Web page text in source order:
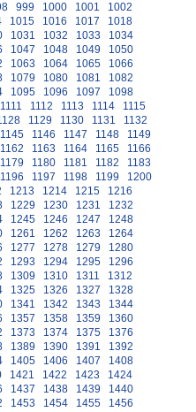
999 1000 1001
1002
1015 1016 1017
1018
1031 1032 1033
1034
1047 1048 1049
1050
1063 1064 1065
1066
1079 1080 1081
1082
1095 1096 1097
1098
1111 1112 1113 1114
1115
1129 1130 1131
1132
1145 1146 1147 1148
1149
1162 1163 1164 1165
1166
1179 1180 1181 1182
1183
1196 1197 1198 1199
1200
1213 1214 1215
1216
1229 1230 1231
1232
1245 1246 1247
1248
1261 1262 1263
1264
1277 1278 1279
1280
1293 1294 1295
1296
1309 1310 1311
1312
1325 1326 1327
1328
1341 1342 1343
1344
1357 1358 1359
1360
1373 1374 1375
1376
1389 1390 1391
1392
1405 1406 1407
1408
1421 1422 1423
1424
1437 1438 1439
1440
1453 1454 1455
1456